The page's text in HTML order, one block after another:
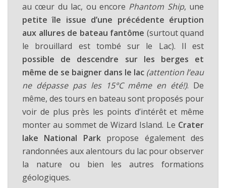
au cœur du lac, ou encore Phantom Ship, une
petite île issue d’une précédente éruption
aux allures de bateau fantôme (surtout quand
le brouillard est tombé sur le Lac). Il est
possible de descendre sur les berges et
même de se baigner dans le lac (attention l’eau
ne dépasse pas les 15°C même en été!). De
même, des tours en bateau sont proposés pour
voir de plus près les points d’intérêt et même
monter au sommet de Wizard Island. Le Crater
lake National Parkpropose également des
randonnées aux alentours du lac pour observer
la nature ou bien les autres formations
géologiques.